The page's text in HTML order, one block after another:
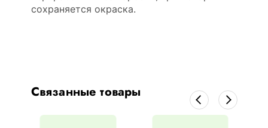
сохраняется окраска.
Связанные товары